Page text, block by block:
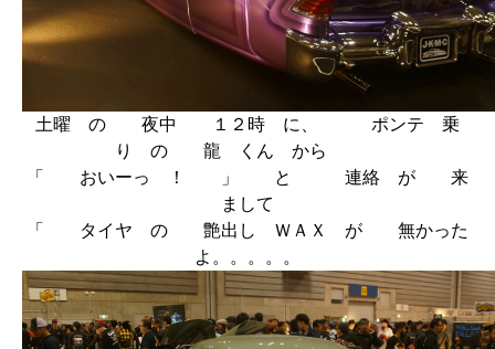
土曜 の 夜中 １２時 に、 ポンテ 乗
り の 龍 くん から
「 おいーっ ！ 」 と 連絡 が 来
まして
「 タイヤ の 艶出し ＷＡＸ が 無かった
よ。。。。。